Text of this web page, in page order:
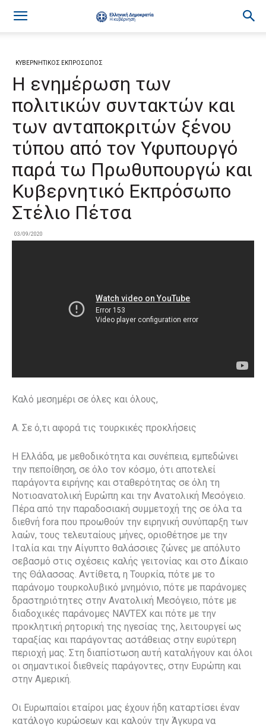
ΚΥΒΕΡΝΗΤΙΚΟΣ ΕΚΠΡΟΣΩΠΟΣ
Η ενημέρωση των
πολιτικών συντακτών και
των ανταποκριτών ξένου
τύπου από τον Υφυπουργό
παρά τω Πρωθυπουργώ και
Κυβερνητικό Εκπρόσωπο
Στέλιο Πέτσα
03/09/2020
Καλό μεσημέρι σε όλες και όλους,
Α. Σε ό,τι αφορά τις τουρκικές προκλήσεις
Η Ελλάδα, με μεθοδικότητα και συνέπεια, εμπεδώνει
την πεποίθηση, σε όλο τον κόσμο, ότι αποτελεί
παράγοντα ειρήνης και σταθερότητας σε όλη τη
Νοτιοανατολική Ευρώπη και την Ανατολική Μεσόγειο.
Πέρα από την παραδοσιακή συμμετοχή της σε όλα τα
διεθνή fora που προωθούν την ειρηνική συνύπαρξη των
λαών, τους τελευταίους μήνες, οριοθέτησε με την
Ιταλία και την Αίγυπτο θαλάσσιες ζώνες με απόλυτο
σεβασμό στις σχέσεις καλής γειτονίας και στο Δίκαιο
της Θάλασσας. Αντίθετα, η Τουρκία, πότε με το
παράνομο τουρκολυβικό μνημόνιο, πότε με παράνομες
δραστηριότητες στην Ανατολική Μεσόγειο, πότε με
διαδοχικές παράνομες NAVTEX και πότε με την
προκλητική ρητορική της ηγεσίας της, λειτουργεί ως
ταραξίας και παράγοντας αστάθειας στην ευρύτερη
περιοχή μας. Στη διαπίστωση αυτή καταλήγουν και όλοι
οι σημαντικοί διεθνείς παράγοντες, στην Ευρώπη και
στην Αμερική.
Οι Ευρωπαίοι εταίροι μας έχουν ήδη καταρτίσει έναν
κατάλογο κυρώσεων και καλούν την Άγκυρα να